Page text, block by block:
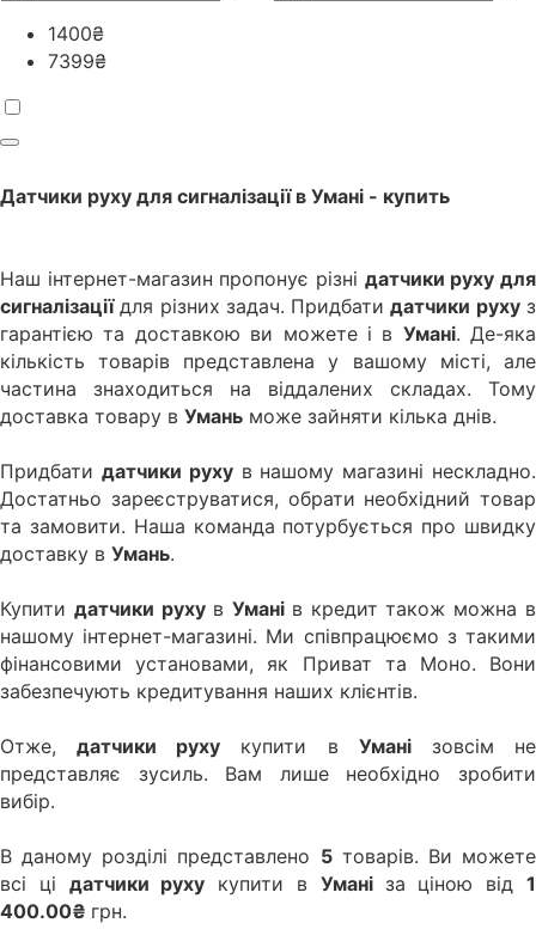
1400₴
7399₴
Датчики руху для сигналізаціїв Умані - купить
Наш інтернет-магазин пропонує різні датчики руху для
сигналізаціїдля різних задач. Придбатидатчики рухуз
гарантією та доставкою ви можете і в Умані. Де-яка
кількість товарів представлена у вашому місті, але
частина знаходиться на віддалених складах. Тому
доставка товару в Умань може зайняти кілька днів.
Придбати датчики рухув нашому магазині нескладно.
Достатньо зареєструватися, обрати необхідний товар
та замовити. Наша команда потурбується про швидку
доставку в Умань.
Купити датчики рухувУмані в кредит також можна в
нашому інтернет-магазині. Ми співпрацюємо з такими
фінансовими установами, як Приват та Моно. Вони
забезпечують кредитування наших клієнтів.
Отже,датчики руху купити в Уманізовсім не
представляє зусиль. Вам лише необхідно зробити
вибір.
В даному розділі представлено 5товарів. Ви можете
всі ці датчики руху купити в Умані за ціною від1
400.00₴ грн.